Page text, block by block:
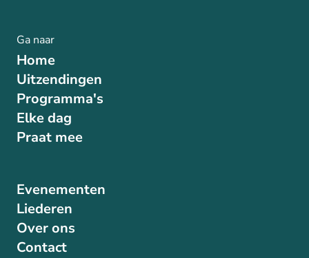
Ga naar
Home
Uitzendingen
Programma's
Elke dag
Praat mee
Evenementen
Liederen
Over ons
Contact